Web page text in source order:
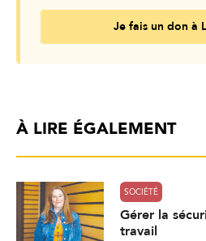
Je fais un don à
À LIRE ÉGALEMENT
SOCIÉTÉ
Gérer la
travail